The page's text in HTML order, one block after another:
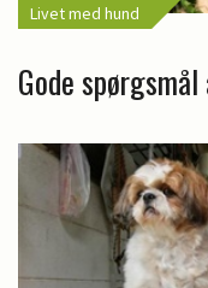
Livet med hund
Gode